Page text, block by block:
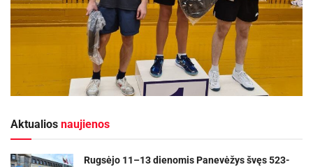
Aktualios naujienos
Rugsėjo 11–13 dienomis Panevėžys švęs 523-